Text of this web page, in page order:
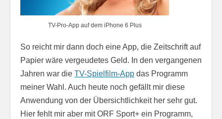
TV-Pro-App auf dem iPhone 6 Plus
So reicht mir dann doch eine App, die Zeitschrift auf
Papier wäre vergeudetes Geld. In den vergangenen
Jahren war die TV-Spielfilm-App das Programm
meiner Wahl. Auch heute noch gefällt mir diese
Anwendung von der Übersichtlichkeit her sehr gut.
Hier fehlt mir aber mit ORF Sport+ ein Programm,